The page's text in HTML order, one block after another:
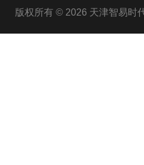
版权所有 © 2026 天津智易时